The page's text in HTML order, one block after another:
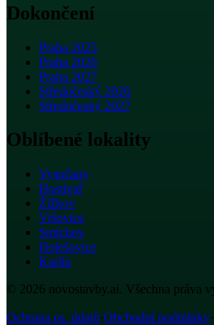
Dokončení
Praha 2025
Praha 2026
Praha 2027
Středočeský 2026
Středočeský 2027
Oblíbené lokality
Vysočany
Hostivař
Žižkov
Vršovice
Smíchov
Holešovice
Karlín
© 2026 novostavby.ai. Všechna práva
Ochrana os. údajů·Obchodní podmínky·